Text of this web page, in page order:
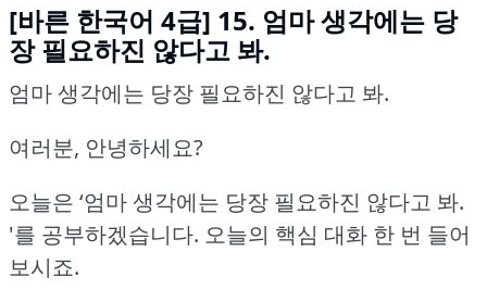
[바른 한국어 4급] 15. 엄마 생각에는 당
장 필요하진 않다고 봐.
엄마 생각에는 당장 필요하진 않다고 봐.
여러분, 안녕하세요?
오늘은 ‘엄마 생각에는 당장 필요하진 않다고 봐.
'를 공부하겠습니다. 오늘의 핵심 대화 한 번 들어
보시죠.